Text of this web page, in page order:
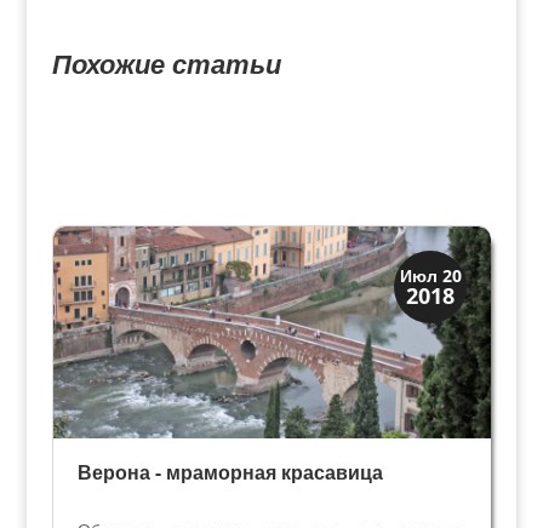
Похожие статьи
Июл 20
2018
Верона
Экскурсии
Верона - мраморная красавица